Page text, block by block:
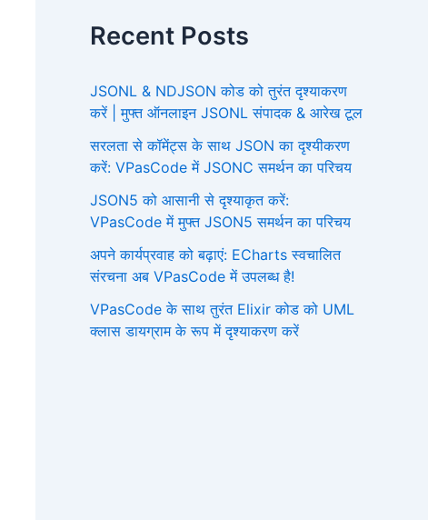
Recent Posts
JSONL & NDJSON कोड को तुरंत दृश्याकरण
करें | मुफ्त ऑनलाइन JSONL संपादक & आरेख टूल
सरलता से कॉमेंट्स के साथ JSON का दृश्यीकरण
करें: VPasCode में JSONC समर्थन का परिचय
JSON5 को आसानी से दृश्याकृत करें:
VPasCode में मुफ्त JSON5 समर्थन का परिचय
अपने कार्यप्रवाह को बढ़ाएं: ECharts स्वचालित
संरचना अब VPasCode में उपलब्ध है!
VPasCode के साथ तुरंत Elixir कोड को UML
क्लास डायग्राम के रूप में दृश्याकरण करें